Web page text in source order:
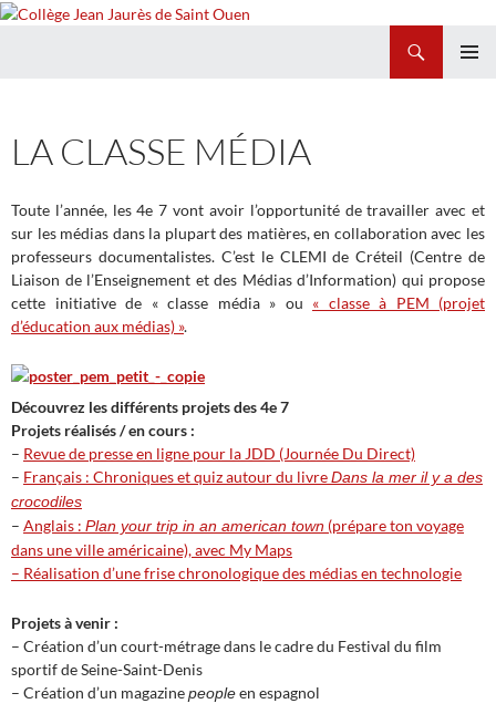
LA CLASSE MÉDIA
Toute l’année, les 4e 7 vont avoir l’opportunité de travailler avec et
sur les médias dans la plupart des matières, en collaboration avec les
professeurs documentalistes. C’est le CLEMI de Créteil (Centre de
Liaison de l’Enseignement et des Médias d’Information) qui propose
cette initiative de « classe média » ou « classe à PEM (projet
d’éducation aux médias) ».
Découvrez les différents projets des 4e 7
Projets réalisés / en cours :
– Revue de presse en ligne pour la JDD (Journée Du Direct)
– Français : Chroniques et quiz autour du livreDans la mer il y a des
crocodiles
– Anglais : Plan your trip in an american town (prépare ton voyage
dans une ville américaine), avec My Maps
– Réalisation d’une frise chronologique des médias en technologie
Projets à venir :
– Création d’un court-métrage dans le cadre du Festival du film
sportif de Seine-Saint-Denis
– Création d’un magazinepeopleen espagnol